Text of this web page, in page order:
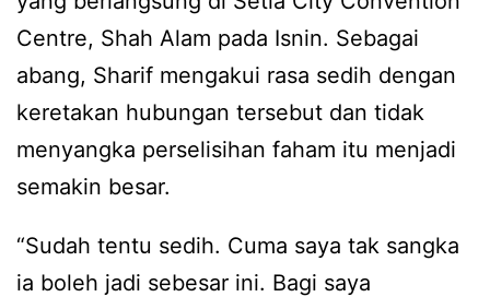
Centre, Shah Alam pada Isnin. Sebagai
abang, Sharif mengakui rasa sedih dengan
keretakan hubungan tersebut dan tidak
menyangka perselisihan faham itu menjadi
semakin besar.
“Sudah tentu sedih. Cuma saya tak sangka
ia boleh jadi sebesar ini. Bagi saya